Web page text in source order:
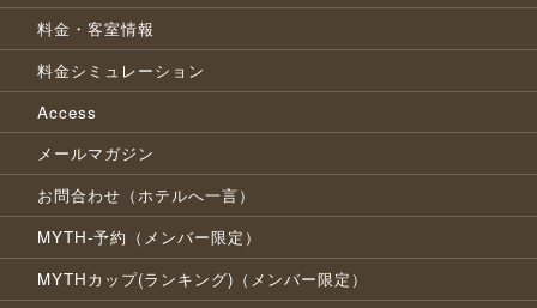
料金・客室情報
料金シミュレーション
Access
メールマガジン
お問合わせ（ホテルへ一言）
MYTH-予約（メンバー限定）
MYTHカップ(ランキング)（メンバー限定）